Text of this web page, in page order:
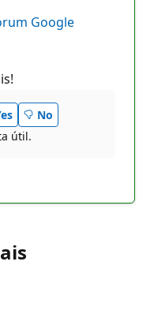
Google
No
útil.